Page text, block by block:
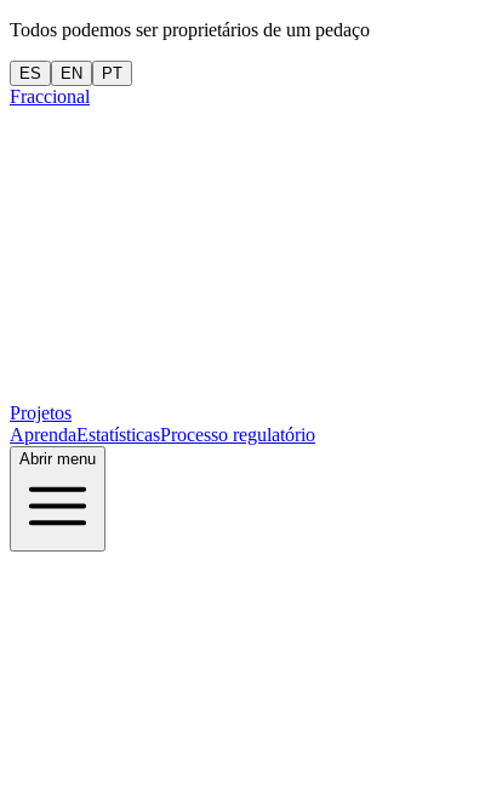
Todos podemos ser proprietários de um pedaço
ES EN PT
Fraccional
Projetos
AprendaEstatísticasProcesso regulatório
Abrir menu